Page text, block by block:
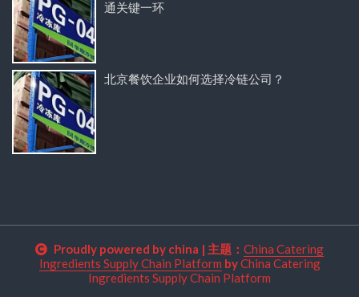
通关键一环
北京餐饮企业如何选择冷链公司？
Proudly powered by china | 主题： China Catering
Ingredients Supply Chain Platform byChina Catering
Ingredients Supply Chain Platform